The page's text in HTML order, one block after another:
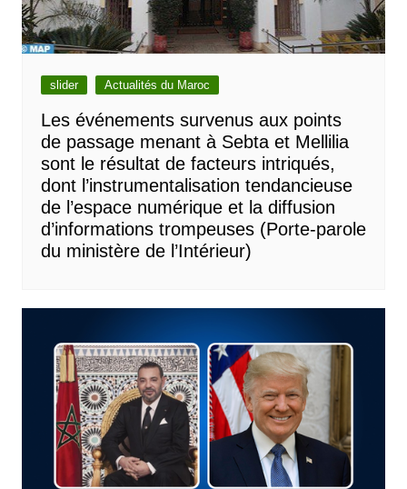
slider Actualités du Maroc
Les événements survenus aux points
de passage menant à Sebta et Mellilia
sont le résultat de facteurs intriqués,
dont l’instrumentalisation tendancieuse
de l’espace numérique et la diffusion
d’informations trompeuses (Porte-parole
du ministère de l’Intérieur)